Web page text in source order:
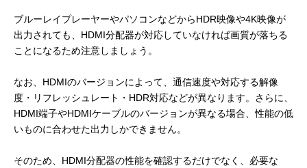
ブルーレイプレーヤーやパソコンなどからHDR映像や4K映像が
出力されても、HDMI分配器が対応していなければ画質が落ちる
ことになるため注意しましょう。
なお、HDMIのバージョンによって、通信速度や対応する解像
度・リフレッシュレート・HDR対応などが異なります。さらに、
HDMI端子やHDMIケーブルのバージョンが異なる場合、性能の低
いものに合わせた出力しかできません。
そのため、HDMI分配器の性能を確認するだけでなく、必要な